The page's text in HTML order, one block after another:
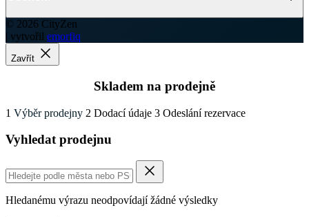
© 2026 CityZen
| vytvořil emorfiq
Zavřít
Skladem na prodejně
1 Výběr prodejny 2 Dodací údaje 3 Odeslání rezervace
Vyhledat prodejnu
Hledanému výrazu neodpovídají žádné výsledky